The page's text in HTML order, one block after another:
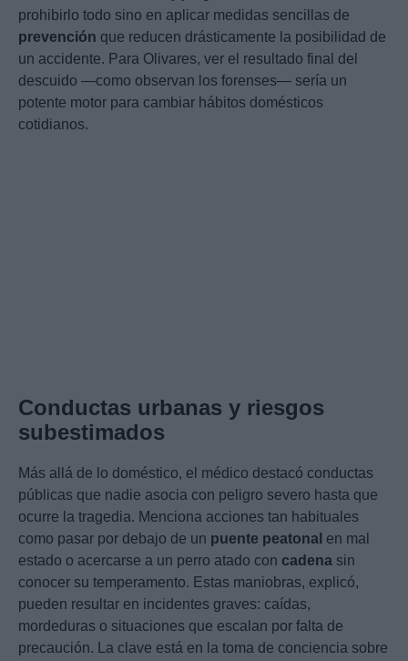
prohibirlo todo sino en aplicar medidas sencillas de
prevención que reducen drásticamente la posibilidad de
un accidente. Para Olivares, ver el resultado final del
descuido —como observan los forenses— sería un
potente motor para cambiar hábitos domésticos
cotidianos.
Conductas urbanas y riesgos
subestimados
Más allá de lo doméstico, el médico destacó conductas
públicas que nadie asocia con peligro severo hasta que
ocurre la tragedia. Menciona acciones tan habituales
como pasar por debajo de un puente peatonal en mal
estado o acercarse a un perro atado con cadena sin
conocer su temperamento. Estas maniobras, explicó,
pueden resultar en incidentes graves: caídas,
mordeduras o situaciones que escalan por falta de
precaución. La clave está en la toma de conciencia sobre